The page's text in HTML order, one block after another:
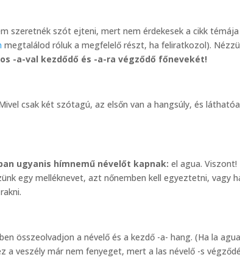
szeretnék szót ejteni, mert nem érdekesek a cikk témája
megtalálod róluk a megfelelő részt, ha feliratkozol).
-a-val kezdődő és -a-ra végződő főnevekét!
csak két szótagú, az elsőn van a hangsúly, és
ugyanis hímnemű névelőt kapnak: el agua. Viszont!
egy melléknevet, azt nőnemben kell egyeztetni, vagy
összeolvadjon a névelő és a kezdő -a- hang. (Ha la agua
a veszély már nem fenyeget, mert a las névelő -s